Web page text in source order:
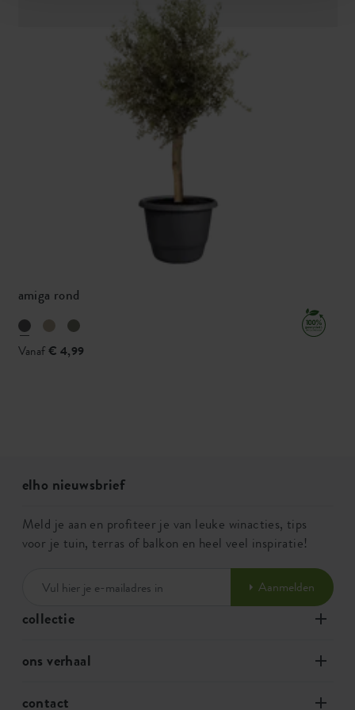
amiga rond
Vanaf€ 4,99
collectie
ons verhaal
contact
elho nieuwsbrief
Meld je aan en profiteer je van leuke winacties, tips
voor je tuin, terras of balkon en heel veel inspiratie!
Aanmelden